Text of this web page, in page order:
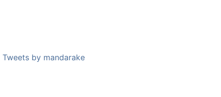
Tweets by mandarake